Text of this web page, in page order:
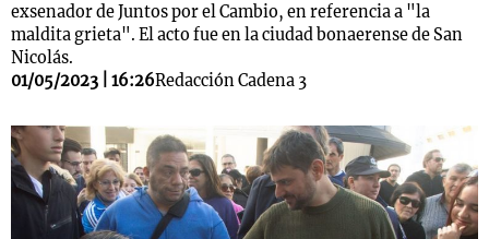
exsenador de Juntos por el Cambio, en referencia a "la
maldita grieta". El acto fue en la ciudad bonaerense de San
Nicolás.
01/05/2023 | 16:26Redacción Cadena 3